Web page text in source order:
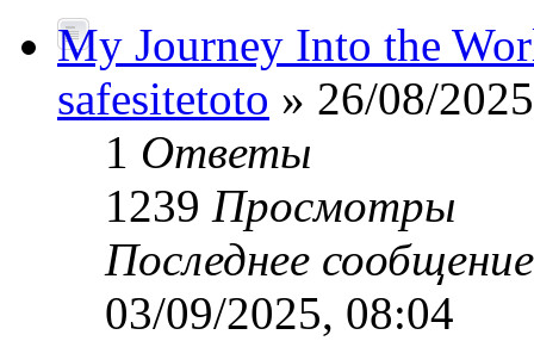
My Journey Into the
safesitetoto » 26/08/
1 Ответы
1239 Просмотры
Последнее
03/09/2025, 08:04